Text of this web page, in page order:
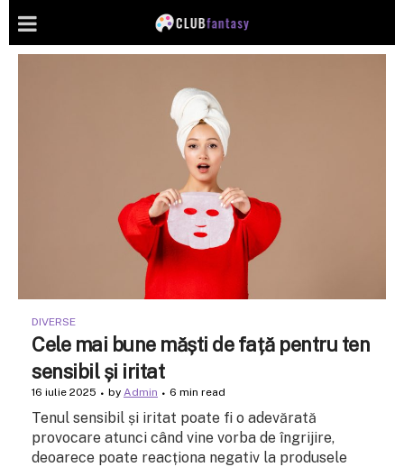
DIVERSE
Cele mai bune măști de față pentru ten
sensibil și iritat
16 iulie 2025 by Admin 6 min read
Tenul sensibil și iritat poate fi o adevărată
provocare atunci când vine vorba de îngrijire,
deoarece poate reacționa negativ la produsele